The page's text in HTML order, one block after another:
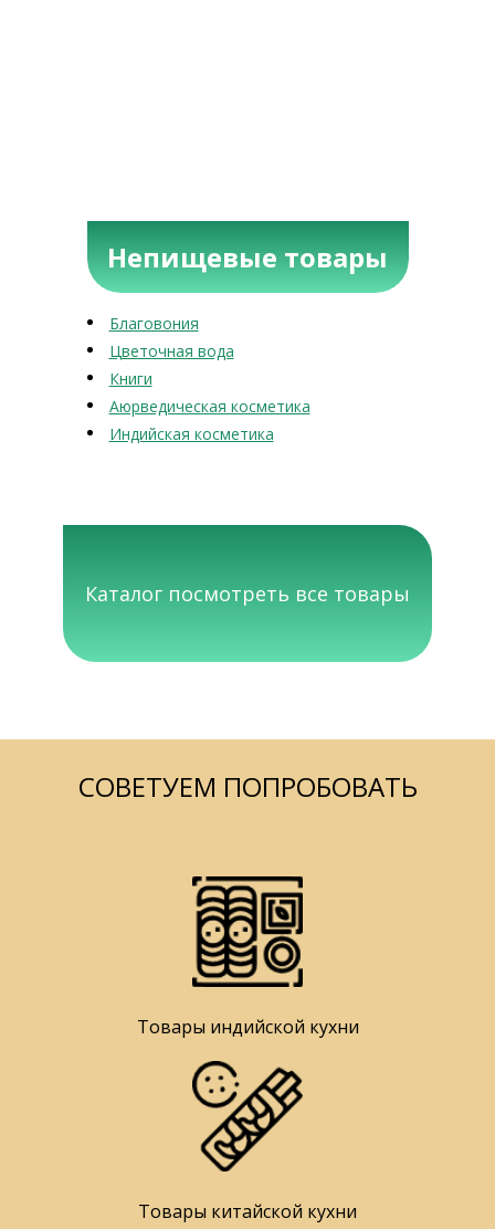
Непищевые товары
Благовония
Цветочная вода
Книги
Аюрведическая косметика
Индийская косметика
Каталог посмотреть все товары
СОВЕТУЕМ ПОПРОБОВАТЬ
Товары индийской кухни
Товары китайской кухни